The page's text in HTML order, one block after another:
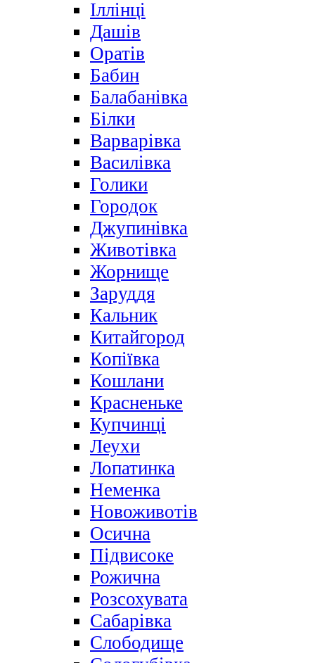
Іллінці
Дашів
Оратів
Бабин
Балабанівка
Білки
Варварівка
Василівка
Голики
Городок
Джупинівка
Животівка
Жорнище
Заруддя
Кальник
Китайгород
Копіївка
Кошлани
Красненьке
Купчинці
Леухи
Лопатинка
Неменка
Новоживотів
Осична
Підвисоке
Рожична
Розсохувата
Сабарівка
Слободище